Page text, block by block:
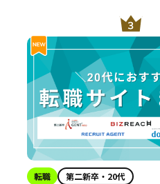
転職 第二新卒・20代